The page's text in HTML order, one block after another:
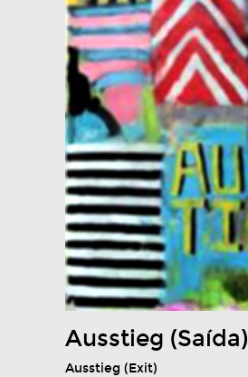
Ausstieg (Saída)
Ausstieg (Exit)